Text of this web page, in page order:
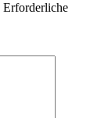
Erforderliche